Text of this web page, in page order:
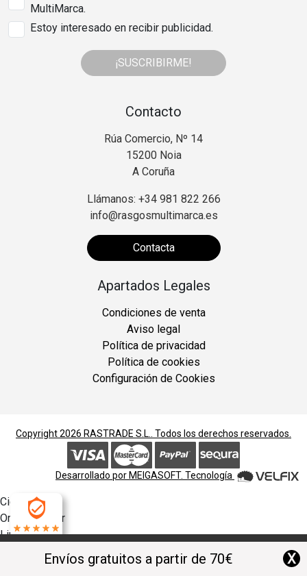
MultiMarca.
Estoy interesado en recibir publicidad.
¡SUSCRIBIRME!
Contacto
Rúa Comercio, Nº 14
15200 Noia
A Coruña
Llámanos: +34 981 822 266
info@rasgosmultimarca.es
Contacta
Apartados Legales
Condiciones de venta
Aviso legal
Política de privacidad
Política de cookies
Configuración de Cookies
Copyright 2026 RASTRADE S.L.. Todos los derechos reservados.
Desarrollado por MEIGASOFT. Tecnología
4.9
Envíos gratuitos a partir de 70€ X
Cierra
Ordenado por
Limpiar